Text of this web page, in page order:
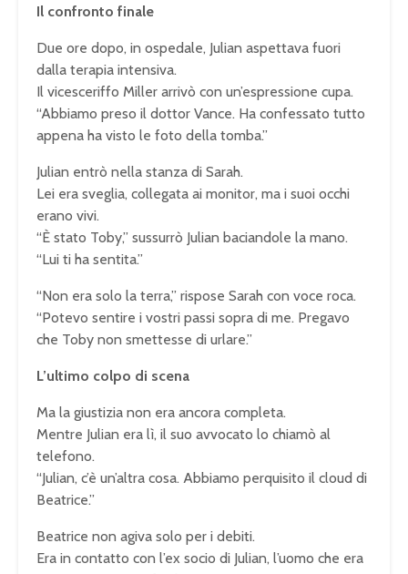
Il confronto finale
Due ore dopo, in ospedale, Julian aspettava fuori
dalla terapia intensiva.
Il vicesceriffo Miller arrivò con un’espressione cupa.
“Abbiamo preso il dottor Vance. Ha confessato tutto
appena ha visto le foto della tomba.”
Julian entrò nella stanza di Sarah.
Lei era sveglia, collegata ai monitor, ma i suoi occhi
erano vivi.
“È stato Toby,” sussurrò Julian baciandole la mano.
“Lui ti ha sentita.”
“Non era solo la terra,” rispose Sarah con voce roca.
“Potevo sentire i vostri passi sopra di me. Pregavo
che Toby non smettesse di urlare.”
L’ultimo colpo di scena
Ma la giustizia non era ancora completa.
Mentre Julian era lì, il suo avvocato lo chiamò al
telefono.
“Julian, c’è un’altra cosa. Abbiamo perquisito il cloud di
Beatrice.”
Beatrice non agiva solo per i debiti.
Era in contatto con l’ex socio di Julian, l’uomo che era